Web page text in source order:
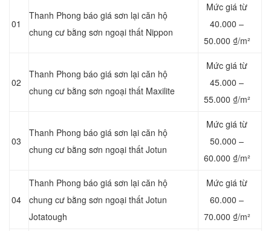
01
Thanh Phong báo giá sơn lại căn hộ
chung cư bằng sơn ngoại thất Nippon
Mức giá từ
40.000 –
50.000 ₫/m²
02
Thanh Phong báo giá sơn lại căn hộ
chung cư bằng sơn ngoại thất Maxilite
Mức giá từ
45.000 –
55.000 ₫/m²
03
Thanh Phong báo giá sơn lại căn hộ
chung cư bằng sơn ngoại thất Jotun
Mức giá từ
50.000 –
60.000 ₫/m²
04
Thanh Phong báo giá sơn lại căn hộ
chung cư bằng sơn ngoại thất Jotun
Jotatough
Mức giá từ
60.000 –
70.000 ₫/m²